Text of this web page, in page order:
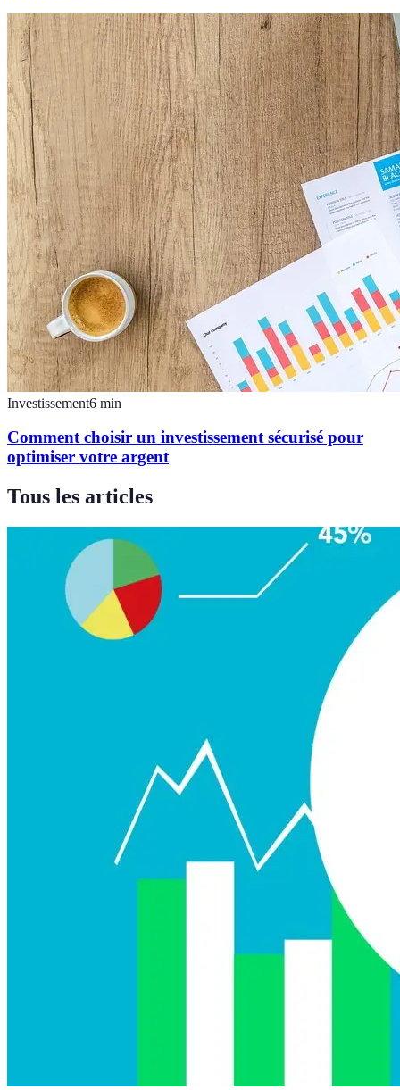
Investissement6 min
Comment choisir un investissement sécurisé pour
optimiser votre argent
Tous les articles